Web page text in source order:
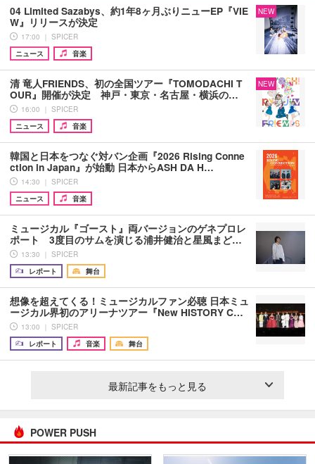
04 Limited Sazabys、約1年8ヶ月ぶりニューEP『VIE
W』リリースが決定
17:00 ｜ SPICER
ニュース
音楽
NEW
清 竜人FRIENDS、初の全国ツアー『TOMODACHI T
OUR』開催が決定 神戸・東京・名古屋・横浜の…
16:00 ｜ SPICER
ニュース
音楽
NEW
韓国と日本をつなぐ対バン企画『2026 Rising Conne
ction in Japan』が始動 日本からASH DA H…
14:30 ｜ SPICER
ニュース
音楽
ミュージカル『ゴースト』両バージョンのゲネプロレ
ポート 3度目のサムを演じる浦井健治と星風まど…
13:30 ｜ SPICER
レポート
舞台
想像を超えてくる！ミュージカルファン必聴 日本ミュ
ージカル界初のアリーナツアー『New HISTORY C…
13:00 ｜ SPICER
レポート
音楽 舞台
最新記事をもっと見る
POWER PUSH